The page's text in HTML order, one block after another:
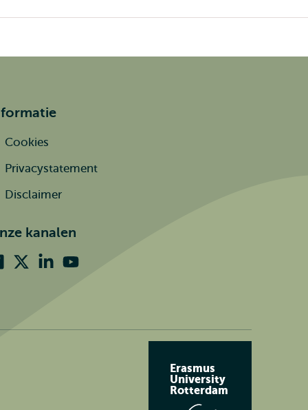
Cookies
Privacystatement
Disclaimer
kanalen
Facebook LinkedinYoutube
Erasmus
University
Rotterdam